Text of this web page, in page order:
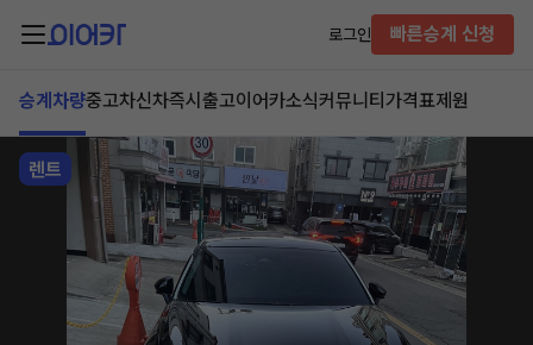
로그인 빠른승계 신청
승계차량중고차신차즉시출고이어카소식커뮤니티 가격표제원
렌트